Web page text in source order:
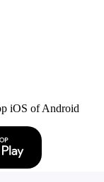
iOS of Android